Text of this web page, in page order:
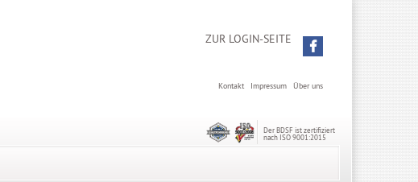
ZUR LOGIN-SEITE
Über uns
Impressum
Kontakt
Der BDSF ist zertifiziert
nach ISO 9001:2015